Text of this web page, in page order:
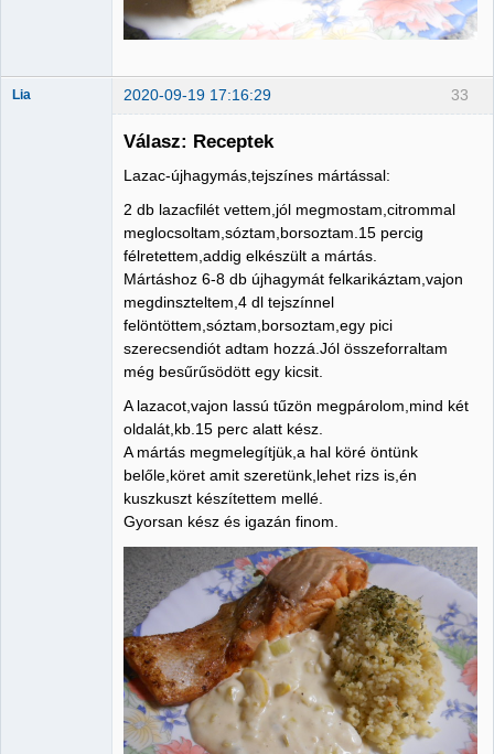
33
Lia 2020-09-19 17:16:29
Válasz: Receptek
Lazac-újhagymás,tejszínes mártással:
2 db lazacfilét vettem,jól megmostam,citrommal
meglocsoltam,sóztam,borsoztam.15 percig
félretettem,addig elkészült a mártás.
Mártáshoz 6-8 db újhagymát felkarikáztam,vajon
megdinszteltem,4 dl tejszínnel
felöntöttem,sóztam,borsoztam,egy pici
szerecsendiót adtam hozzá.Jól összeforraltam
még besűrűsödött egy kicsit.
A lazacot,vajon lassú tűzön megpárolom,mind két
oldalát,kb.15 perc alatt kész.
A mártás megmelegítjük,a hal köré öntünk
belőle,köret amit szeretünk,lehet rizs is,én
kuszkuszt készítettem mellé.
Gyorsan kész és igazán finom.